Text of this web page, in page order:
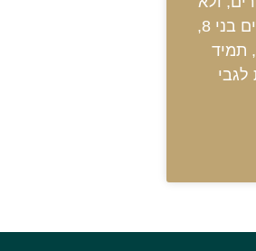
משנה אם מדובר בסדנה לילדים בני 8,
תמיד